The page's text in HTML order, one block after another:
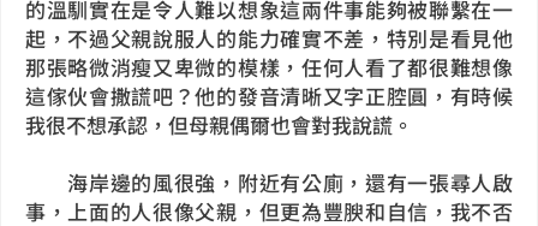
的溫馴實在是令人難以想象這兩件事能夠被聯繫在一
起，不過父親說服人的能力確實不差，特別是看見他
那張略微消瘦又卑微的模樣，任何人看了都很難想像
這傢伙會撒謊吧？他的發音清晰又字正腔圓，有時候
我很不想承認，但母親偶爾也會對我說謊。
海岸邊的風很強，附近有公廁，還有一張尋人啟
事，上面的人很像父親，但更為豐腴和自信，我不否